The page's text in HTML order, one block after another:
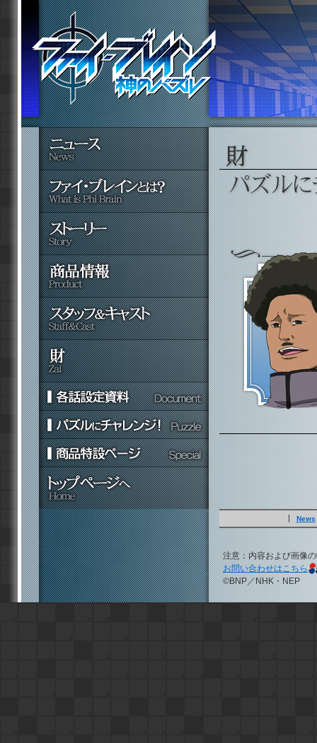
News
注意：内容および画像
お問い合わせはこちら
©BNP／NHK・NEP